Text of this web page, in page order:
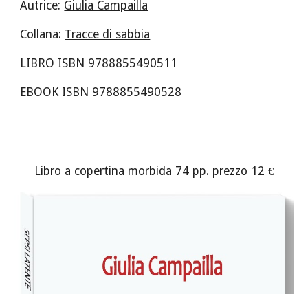
Autrice: Giulia Campailla
Collana: Tracce di sabbia
LIBRO ISBN 9788855490511
EBOOK ISBN 9788855490528
Libro a copertina morbida 74 pp. prezzo 12 €